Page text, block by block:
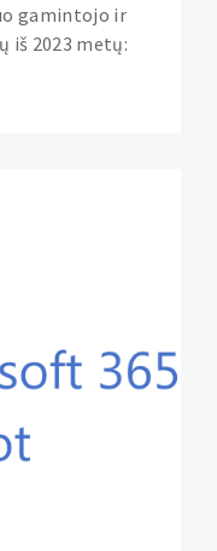
gamintojo ir
iš 2023 metų: